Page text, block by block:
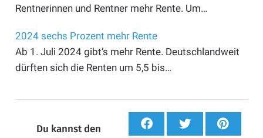
Rentnerinnen und Rentner mehr Rente. Um…
2024 sechs Prozent mehr Rente
Ab 1. Juli 2024 gibt’s mehr Rente. Deutschlandweit
dürften sich die Renten um 5,5 bis…
Du kannst den